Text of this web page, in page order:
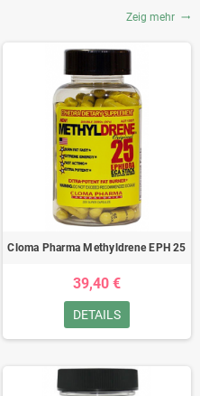
Zeig mehr trending_flat
Cloma Pharma Methyldrene EPH 25
39,40 €
DETAILS